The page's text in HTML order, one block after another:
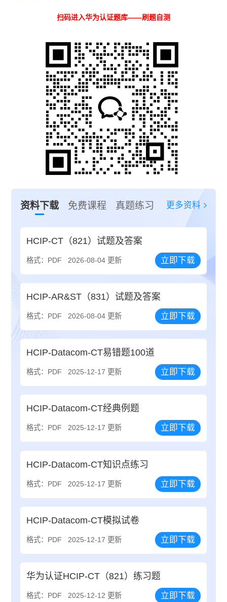
扫码进入华为认证题库——刷题自测
资料下载 免费课程 真题练习 更多资料
HCIP-CT（821）试题及答案
格式：PDF 2026-08-04 更新 立即下载
HCIP-AR&ST（831）试题及答案
格式：PDF 2026-08-04 更新 立即下载
HCIP-Datacom-CT易错题100道
格式：PDF 2025-12-17 更新 立即下载
HCIP-Datacom-CT经典例题
格式：PDF 2025-12-17 更新 立即下载
HCIP-Datacom-CT知识点练习
格式：PDF 2025-12-17 更新 立即下载
HCIP-Datacom-CT模拟试卷
格式：PDF 2025-12-17 更新 立即下载
华为认证HCIP-CT（821）练习题
格式：PDF 2025-12-12 更新 立即下载